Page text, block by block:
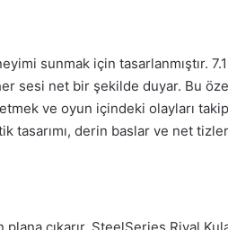
sunmak için tasarlanmıştır. 7.1
sesi net bir şekilde duyar. Bu
ve oyun içindeki olayları
tasarımı, derin baslar ve net
çıkarır. SteelSeries Rival